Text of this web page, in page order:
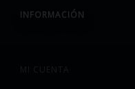
INFORMACIÓN